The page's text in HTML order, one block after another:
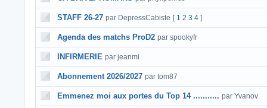
STAFF 26-27 par DepressCabiste [ 1 2 3 4 ]
Agenda des matchs ProD2 par spookyfr
INFIRMERIE par jeanmi
Abonnement 2026/2027 par tom87
Emmenez moi aux portes du Top 14 ........... par Yvanov